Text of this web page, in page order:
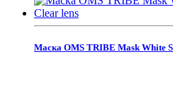
Маска OMS TRIBE Mask White